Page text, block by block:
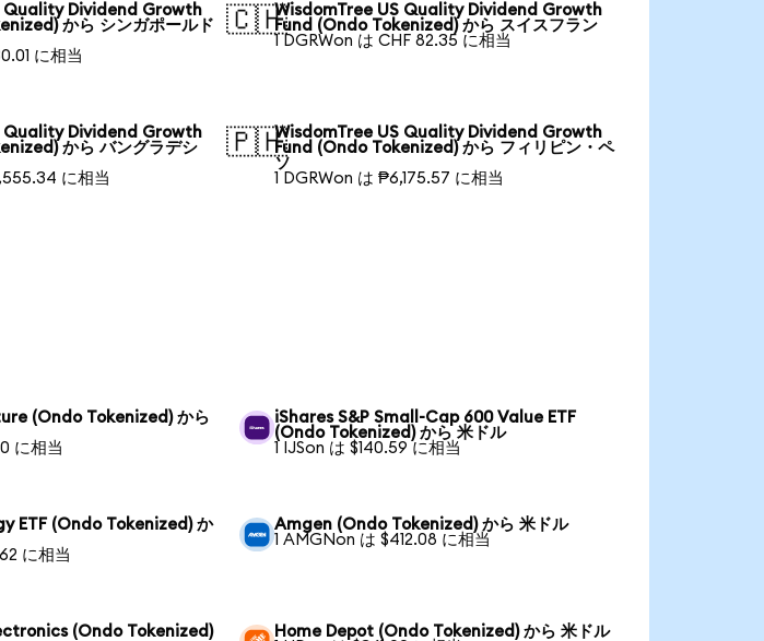
Quality Dividend Growth
から シンガポールド
に相当
🇨🇭WisdomTree US Quality Dividend Growth
Fund (Ondo Tokenized) から スイスフラン
1 DGRWon は CHF 82.35 に相当
Quality Dividend Growth
から バングラデシ
に相当
🇵🇭WisdomTree US Quality Dividend Growth
Fund (Ondo Tokenized) から フィリピン・ペ
ソ
1 DGRWon は ₱6,175.57 に相当
(Ondo Tokenized) から
に相当
iShares S&P Small-Cap 600 Value ETF
(Ondo Tokenized) から 米ドル
1 IJSon は $140.59 に相当
ETF (Ondo Tokenized) か
に相当
Amgen (Ondo Tokenized) から 米ドル
1 AMGNon は $412.08 に相当
(Ondo Tokenized)
Home Depot (Ondo Tokenized) から 米ドル